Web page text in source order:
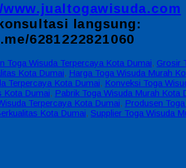
langsung:
6281222821060
Toga Wisuda Terpercaya Kota Dumai, Grosir
Kota Dumai, Harga Toga Wisuda Murah
Terpercaya Kota Dumai, Konveksi Toga
Kota Dumai, Pabrik Toga Wisuda Murah Kota
Terpercaya Kota Dumai, Produsen
Kota Dumai, Supplier Toga Wisuda